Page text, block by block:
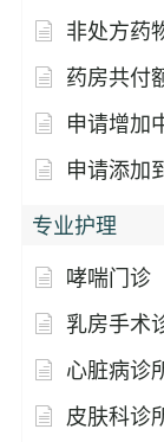
非处方药
药房共付
申请增加
申请添加
专业护理
哮喘门诊
乳房手术
心脏病诊
皮肤科诊